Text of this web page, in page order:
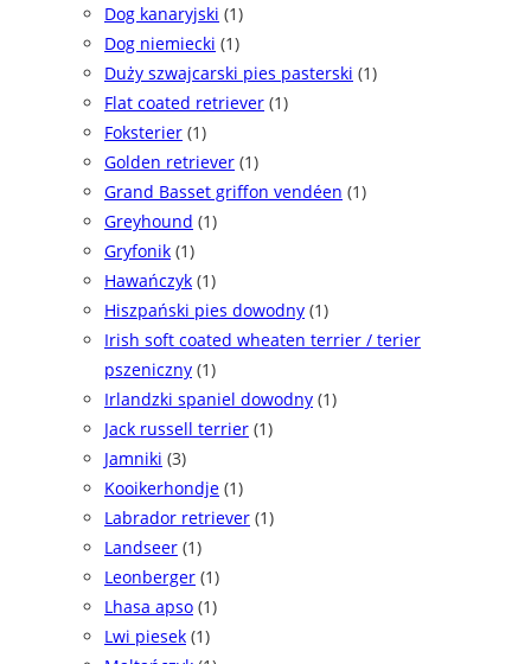
Dog kanaryjski (1)
Dog niemiecki (1)
Duży szwajcarski pies pasterski (1)
Flat coated retriever (1)
Foksterier (1)
Golden retriever (1)
Grand Basset griffon vendéen (1)
Greyhound (1)
Gryfonik (1)
Hawańczyk (1)
Hiszpański pies dowodny (1)
Irish soft coated wheaten terrier / terier
pszeniczny (1)
Irlandzki spaniel dowodny (1)
Jack russell terrier (1)
Jamniki (3)
Kooikerhondje (1)
Labrador retriever (1)
Landseer (1)
Leonberger (1)
Lhasa apso (1)
Lwi piesek (1)